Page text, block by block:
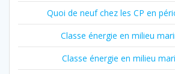
Quoi de neuf chez les CP en
Classe énergie en milieu
Classe énergie en milieu